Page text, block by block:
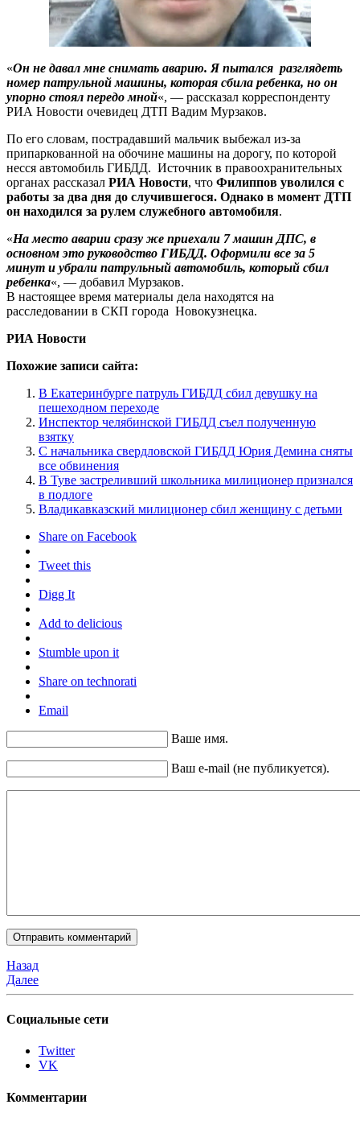
«Он не давал мне снимать аварию. Я пытался разглядеть
номер патрульной машины, которая сбила ребенка, но он
упорно стоял передо мной«, — рассказал корреспонденту
РИА Новости очевидец ДТП Вадим Мурзаков.
По его словам, пострадавший мальчик выбежал из-за
припаркованной на обочине машины на дорогу, по которой
несся автомобиль ГИБДД. Источник в правоохранительных
органах рассказал РИА Новости, что Филиппов уволился с
работы за два дня до случившегося. Однако в момент ДТП
он находился за рулем служебного автомобиля.
«На место аварии сразу же приехали 7 машин ДПС, в
основном это руководство ГИБДД. Оформили все за 5
минут и убрали патрульный автомобиль, который сбил
ребенка«, — добавил Мурзаков.
В настоящее время материалы дела находятся на
расследовании в СКП города Новокузнецка.
РИА Новости
Похожие записи сайта:
В Екатеринбурге патруль ГИБДД сбил девушку на
пешеходном переходе
Инспектор челябинской ГИБДД съел полученную
взятку
С начальника свердловской ГИБДД Юрия Демина сняты
все обвинения
В Туве застреливший школьника милиционер признался
в подлоге
Владикавказский милиционер сбил женщину с детьми
Share on Facebook
Tweet this
Digg It
Add to delicious
Stumble upon it
Share on technorati
Email
Ваше имя.
Ваш e-mail (не публикуется).
Назад
Далее
Социальные сети
Twitter
VK
Комментарии